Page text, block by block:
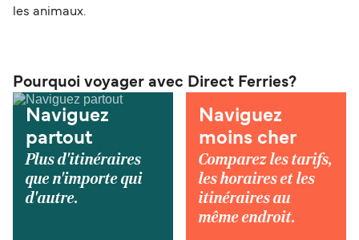
les animaux.
Pourquoi voyager avec Direct Ferries?
Naviguez
partout
Plus d'itinéraires
que n'importe qui
d'autre.
Naviguez
moins cher
Comparez les tarifs,
les horaires et les
itinéraires au
même endroit.